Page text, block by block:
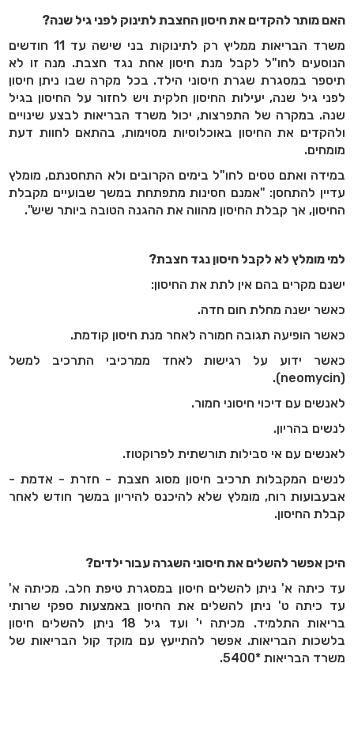
האם מותר להקדים את חיסון החצבת לתינוק לפני גיל שנה?
משרד הבריאות ממליץ רק לתינוקות בני שישה עד 11 חודשים
הנוסעים לחו"ל לקבל מנת חיסון אחת נגד חצבת. מנה זו לא
תיספר במסגרת שגרת חיסוני הילד. בכל מקרה שבו ניתן חיסון
לפני גיל שנה, יעילות החיסון חלקית ויש לחזור על החיסון בגיל
שנה. במקרה של התפרצות, יכול משרד הבריאות לבצע שינויים
ולהקדים את החיסון באוכלוסיות מסוימות, בהתאם לחוות דעת
מומחים.
במידה ואתם טסים לחו"ל בימים הקרובים ולא התחסנתם, מומלץ
עדיין להתחסן: "אמנם חסינות מתפתחת במשך שבועיים מקבלת
החיסון, אך קבלת החיסון מהווה את ההגנה הטובה ביותר שיש".
למי מומלץ לא לקבל חיסון נגד חצבת?
ישנם מקרים בהם אין לתת את החיסון:
כאשר ישנה מחלת חום חדה.
כאשר הופיעה תגובה חמורה לאחר מנת חיסון קודמת.
כאשר ידוע על רגישות לאחד ממרכיבי התרכיב למשל
neomycin
).
לאנשים עם דיכוי חיסוני חמור.
לנשים בהריון.
לאנשים עם אי סבילות תורשתית לפרוקטוז.
לנשים המקבלות תרכיב חיסון מסוג חצבת - חזרת - אדמת -
אבעבועות רוח, מומלץ שלא להיכנס להיריון במשך חודש לאחר
קבלת החיסון.
היכן אפשר להשלים את חיסוני השגרה עבור ילדים?
עד כיתה א' ניתן להשלים חיסון במסגרת טיפת חלב. מכיתה א'
עד כיתה ט' ניתן להשלים את החיסון באמצעות ספקי שרותי
בריאות התלמיד. מכיתה י' ועד גיל 18 ניתן להשלים חיסון
בלשכות הבריאות. אפשר להתייעץ עם מוקד קול הבריאות של
משרד הבריאות *5400.